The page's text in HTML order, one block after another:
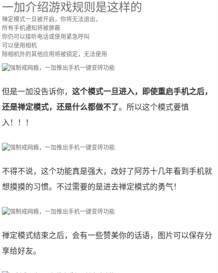
一加介绍游戏规则是这样的
禅定模式一旦被开启，你将无法退出，
所有手机通知将被屏蔽
你仍可以接听电话或使用紧急呼叫
可以使用相机
除相机外的其他应用将被锁定，无法使用
但是一加没告诉你，这个模式一旦进入，即使重启手机之后，
还是禅定模式，还是什么都做不了。所以这个模式要慎
入！！！
不得不说，这个功能真是强大，改好了阿苏十几年看到手机就
想摸摸的习惯。不过需要的是进去禅定模式的勇气！
禅定模式结束之后，会有一些赞美你的话语，图片可以保存分
享给好友。